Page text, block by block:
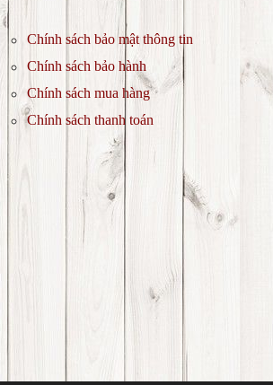
Chính sách bảo mật thông tin
Chính sách bảo hành
Chính sách mua hàng
Chính sách thanh toán